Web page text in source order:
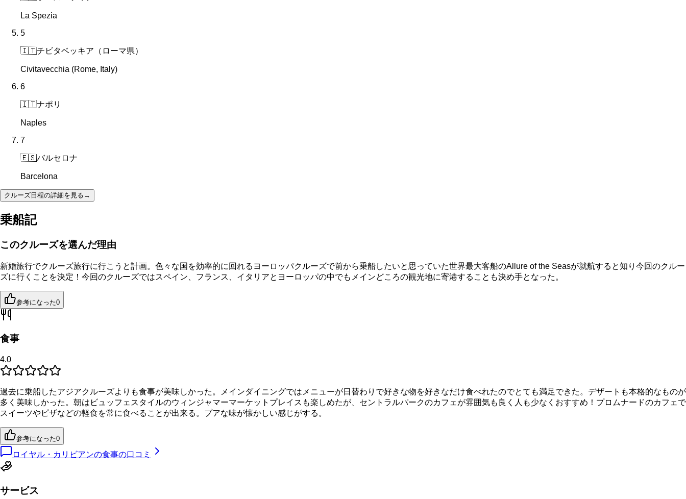
La Spezia
5
🇮🇹チビタベッキア（ローマ県）
Civitavecchia (Rome, Italy)
6
🇮🇹ナポリ
Naples
7
🇪🇸バルセロナ
Barcelona
クルーズ日程の詳細を見る →
乗船記
このクルーズを選んだ理由
新婚旅行でクルーズ旅行に行こうと計画。色々な国を効率的に回れるヨーロッパクルーズで前から乗船したいと思っていた世界最大客船のAllure of the Seasが就航すると知り今回のクルー
ズに行くことを決定！今回のクルーズではスペイン、フランス、イタリアとヨーロッパの中でもメインどころの観光地に寄港することも決め手となった。
参考になった0
食事
4.0
過去に乗船したアジアクルーズよりも食事が美味しかった。メインダイニングではメニューが日替わりで好きな物を好きなだけ食べれたのでとても満足できた。デザートも本格的なものが
多く美味しかった。朝はビュッフェスタイルのウィンジャマーマーケットプレイスも楽しめたが、セントラルパークのカフェが雰囲気も良く人も少なくおすすめ！プロムナードのカフェで
スイーツやピザなどの軽食を常に食べることが出来る。プアな味が懐かしい感じがする。
参考になった0
ロイヤル・カリビアンの食事の口コミ
サービス